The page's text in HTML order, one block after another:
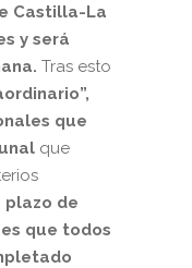
Castilla-La
y será
Tras esto
que
que
plazo de
que todos